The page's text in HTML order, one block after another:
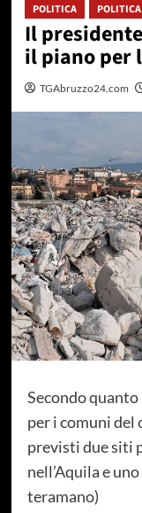
POLITICA
Il
il piano per
TGAbruzzo24.com
Secondo
per i comuni del
previsti due siti
nell’Aquila e
teramano)